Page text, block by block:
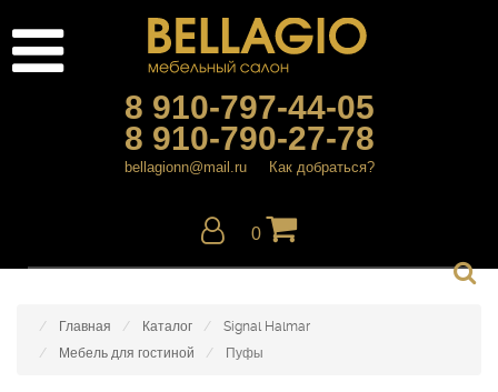
8 910-797-44-05
8 910-790-27-78
bellagionn@mail.ru Как добраться?
0
Главная Каталог
Signal Halmar
Мебель для гостиной
Пуфы